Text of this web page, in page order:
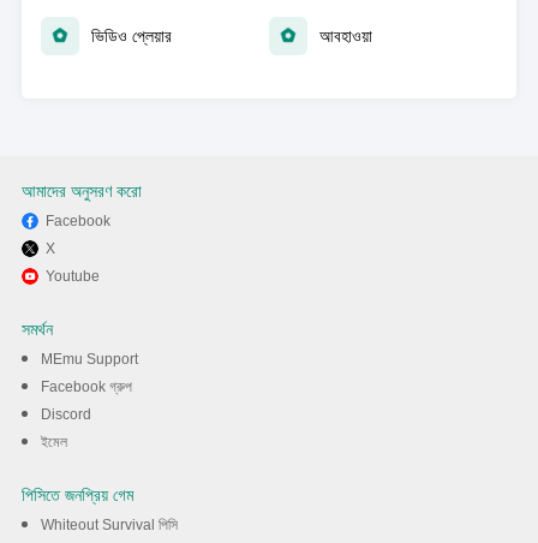
ভিডিও প্লেয়ার আবহাওয়া
আমাদের অনুসরণ করো
Facebook
X
Youtube
সমর্থন
MEmu Support
Facebook গ্রুপ
Discord
ইমেল
পিসিতে জনপ্রিয় গেম
Whiteout Survival পিসি